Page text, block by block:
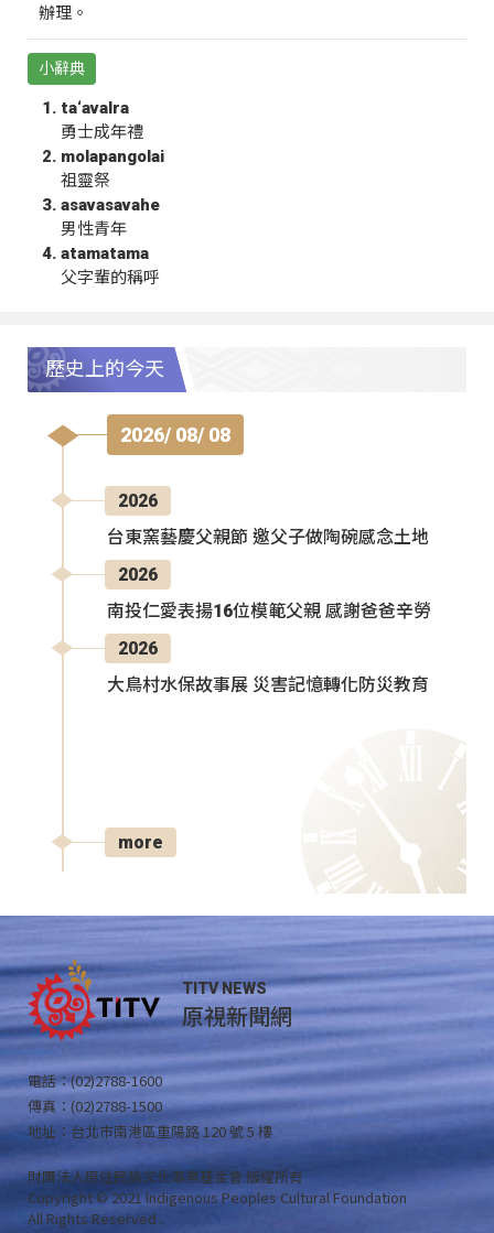
辦理。
小辭典
ta‘avalra
勇士成年禮
molapangolai
祖靈祭
asavasavahe
男性青年
atamatama
父字輩的稱呼
歷史上的今天
2026/ 08/ 08
2026
台東窯藝慶父親節 邀父子做陶碗感念土地
2026
南投仁愛表揚16位模範父親 感謝爸爸辛勞
2026
大鳥村水保故事展 災害記憶轉化防災教育
more
TITV NEWS
原視新聞網
電話：(02)2788-1600
傳真：(02)2788-1500
地址：台北市南港區重陽路 120 號 5 樓
財團法人原住民族文化事業基金會 版權所有
Copyright © 2021 Indigenous Peoples Cultural Foundation
All Rights Reserved .